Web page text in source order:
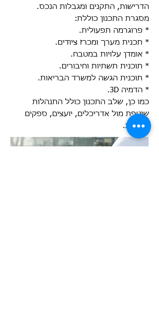
הדרישות, התקנים ומגבלות הנכס.
מסגרת התכנון כוללת:
* פרוגרמה תפעולית.
* תכנית מערך ומכרז ציודים.
* אומדן עלויות במטבח.
* תוכנית תשתיות וחיבורים.
* תוכנית הגשה למשרד הבריאות.
* הדמיה 3D.
כמו כן, שלב התכנון כולל התנהלות
שוטפת מול אדריכלים, יועצים, ספקים
ורשויות.